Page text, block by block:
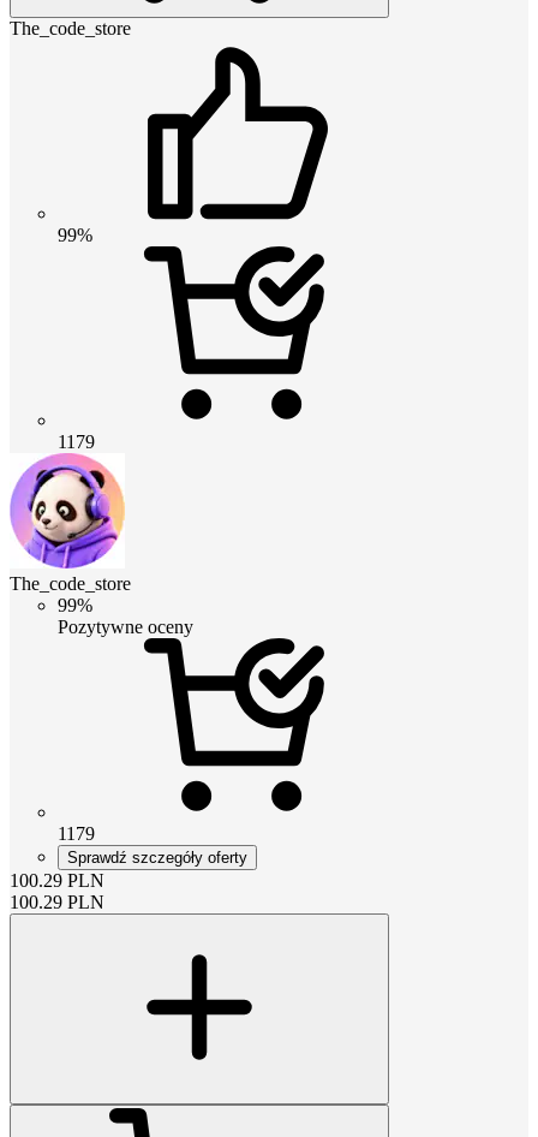
The_code_store
99%
1179
The_code_store
99%
Pozytywne oceny
1179
Sprawdź szczegóły oferty
100.29 PLN
100.29 PLN